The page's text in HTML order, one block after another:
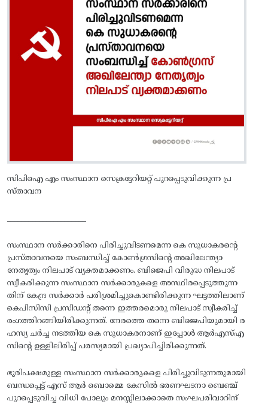
സിപിഐ എം സംസ്ഥാന സെക്രട്ടേറിയറ്റ്‌ പുറപ്പെടുവിക്കുന്ന പ്ര
സ്‌താവന
സംസ്ഥാന സര്‍ക്കാരിനെ പിരിച്ചുവിടണമെന്ന കെ സുധാകരന്റെ
പ്രസ്‌താവനയെ സംബന്ധിച്ച്‌ കോണ്‍ഗ്രസിന്റെ അഖിലേന്ത്യാ
നേതൃത്വം നിലപാട്‌ വ്യക്തമാക്കണം. ബിജെപി വിരുദ്ധ നിലപാട്‌
സ്വീകരിക്കുന്ന സംസ്ഥാന സര്‍ക്കാരുകളെ അസ്ഥിരപ്പെടുത്തുന്ന
തിന്‌ കേന്ദ്ര സര്‍ക്കാര്‍ പരിശ്രമിച്ചുകൊണ്ടിരിക്കുന്ന ഘട്ടത്തിലാണ്‌
കെപിസിസി പ്രസിഡന്റ്‌ തന്നെ ഇത്തരമൊരു നിലപാട്‌ സ്വീകരിച്ച്‌
രംഗത്തിറങ്ങിയിരിക്കുന്നത്‌. നേരത്തെ തന്നെ ബിജെപിയുമായി ര
ഹസ്യ ചര്‍ച്ച നടത്തിയ കെ സുധാകരനാണ്‌ ഇപ്പോള്‍ ആര്‍എസ്‌എ
സിന്റെ ഉള്ളിലിരിപ്പ്‌ പരസ്യമായി പ്രഖ്യാപിച്ചിരിക്കുന്നത്‌.
ഭൂരിപക്ഷമുള്ള സംസ്ഥാന സര്‍ക്കാരുകളെ പിരിച്ചുവിടുന്നതുമായി
ബന്ധപ്പെട്ട്‌ എസ്‌ ആര്‍ ബൊമ്മെ കേസില്‍ ഭരണഘടനാ ബെഞ്ച്‌
പുറപ്പെടുവിച്ച വിധി പോലും മനസ്സിലാക്കാതെ സംഘപരിവാറിന്‌